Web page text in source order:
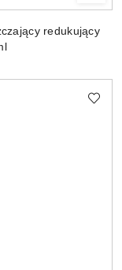
redukujący